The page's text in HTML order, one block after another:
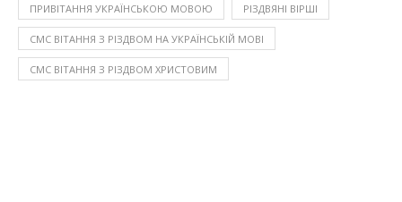
ПРИВІТАННЯ УКРАЇНСЬКОЮ МОВОЮ РІЗДВЯНІ ВІРШІ
СМС ВІТАННЯ З РІЗДВОМ НА УКРАЇНСЬКІЙ МОВІ
СМС ВІТАННЯ З РІЗДВОМ ХРИСТОВИМ